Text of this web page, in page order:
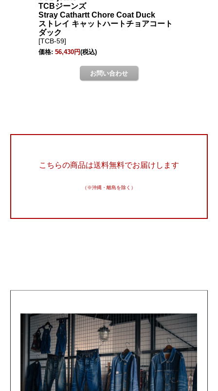
こちらの商品は送料無料でお届けします
（※沖縄・離島を除く）